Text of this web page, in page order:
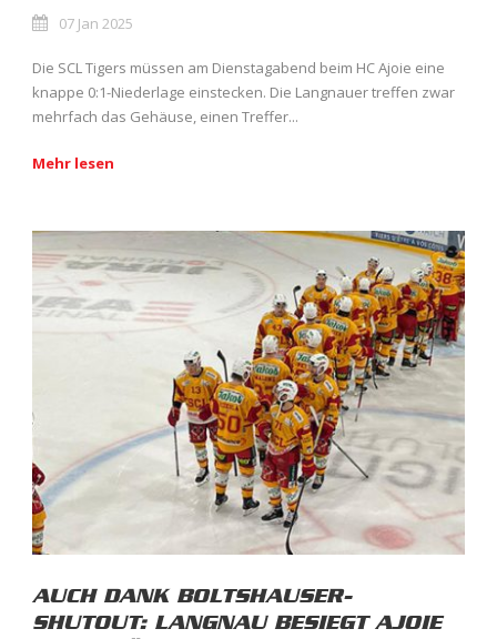
07 Jan 2025
Die SCL Tigers müssen am Dienstagabend beim HC Ajoie eine
knappe 0:1-Niederlage einstecken. Die Langnauer treffen zwar
mehrfach das Gehäuse, einen Treffer...
Mehr lesen
AUCH DANK BOLTSHAUSER-
SHUTOUT: LANGNAU BESIEGT AJOIE